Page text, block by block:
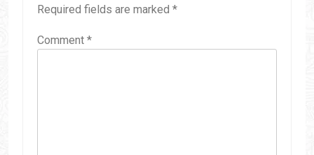
Required fields are marked *
Comment *